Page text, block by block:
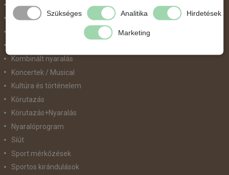
Golfút
Gyalogtúra
Kombinált nyaralás
Koncertek / Musical
Kultúra és történelem
Körutazás
Körutazás+Nyaralás
Nyaralóprogram
Síút
Sport mérkőzések
Sportos kirándulások
Szükséges Analitika Hirdetések
Marketing